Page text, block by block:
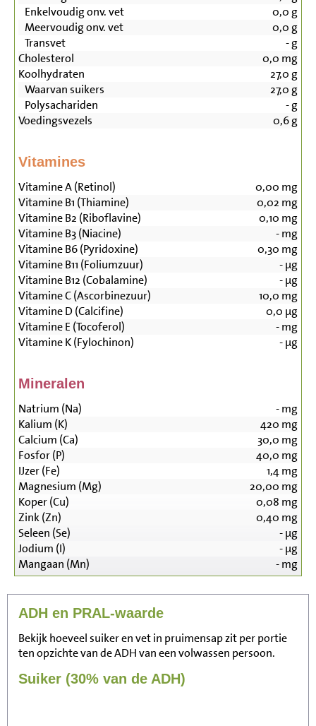
Enkelvoudig onv. vet
0,0 g
Meervoudig onv. vet
0,0 g
Transvet
-g
Cholesterol
0,0 mg
Koolhydraten
27,0 g
Waarvan suikers
27,0 g
Polysachariden
-g
Voedingsvezels
0,6g
Vitamines
Vitamine A (Retinol) 0,00 mg
Vitamine B1 (Thiamine)
0,02 mg
Vitamine B2 (Riboflavine)
0,10 mg
Vitamine B3 (Niacine)
-mg
Vitamine B6 (Pyridoxine)
0,30 mg
Vitamine B11 (Foliumzuur)
-µg
Vitamine B12 (Cobalamine)
-µg
Vitamine C (Ascorbinezuur)
10,0 mg
Vitamine D (Calcifine)
0,0 µg
Vitamine E (Tocoferol)
-mg
Vitamine K (Fylochinon)
-µg
Mineralen
Natrium (Na) -mg
Kalium (K)
420 mg
Calcium (Ca)
30,0 mg
Fosfor (P)
40,0 mg
IJzer (Fe)
1,4mg
Magnesium (Mg)
20,00 mg
Koper (Cu)
0,08 mg
Zink (Zn)
0,40 mg
Seleen (Se)
-µg
Jodium (I)
-µg
Mangaan (Mn)
-mg
ADH en PRAL-waarde
Bekijk hoeveel suiker en vet in pruimensap zit per portie
ten opzichte van de ADH van een volwassen persoon.
Suiker (30% van de ADH)